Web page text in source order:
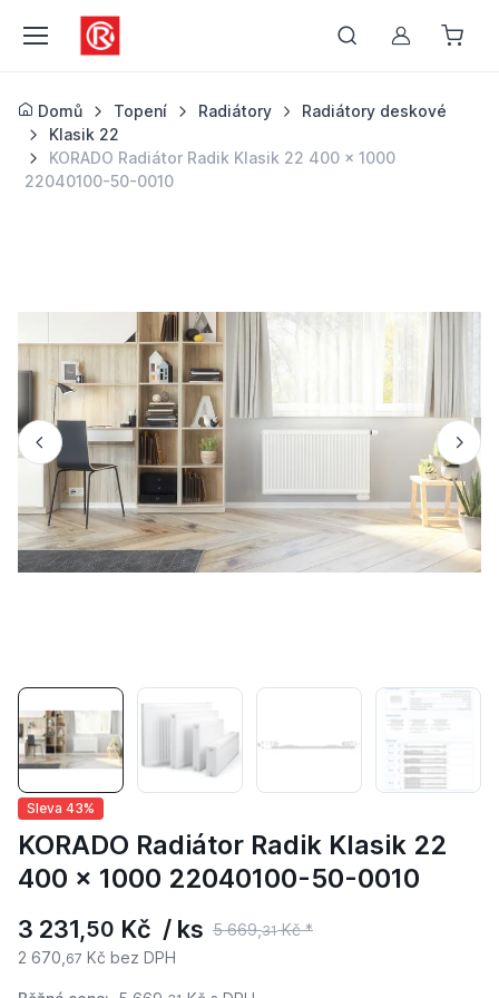
Můj účet
Domů Topení Radiátory
Radiátory deskové
Klasik 22
KORADO Radiátor Radik Klasik 22 400 x 1000
22040100-50-0010
Sleva 43%
KORADO Radiátor Radik Klasik 22
400 x 1000 22040100-50-0010
3 231,50 Kč / ks 5 669,31Kč *
2 670, 67 Kč bez DPH